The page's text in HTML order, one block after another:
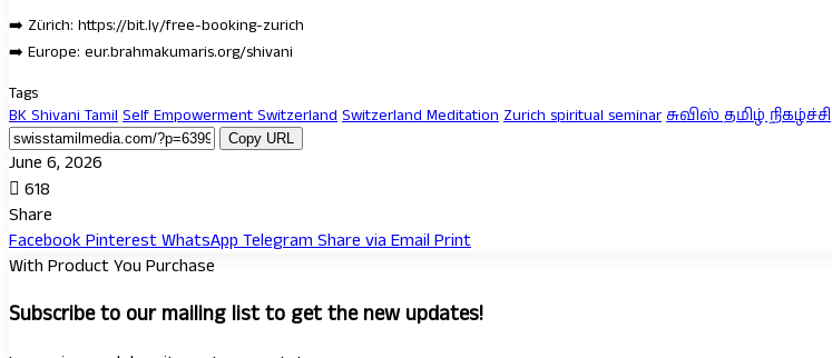
➡️ Zürich: https://bit.ly/free-booking-zurich
➡️ Europe: eur.brahmakumaris.org/shivani
Tags
BK Shivani Tamil Self Empowerment Switzerland Switzerland Meditation Zurich spiritual seminar சுவிஸ் தமிழ் நிகழ்ச்சி
Copy URL
June 6, 2026
618
Share
FacebookPinterestWhatsAppTelegramShare via EmailPrint
With Product You Purchase
Subscribe to our mailing list to get the new updates!